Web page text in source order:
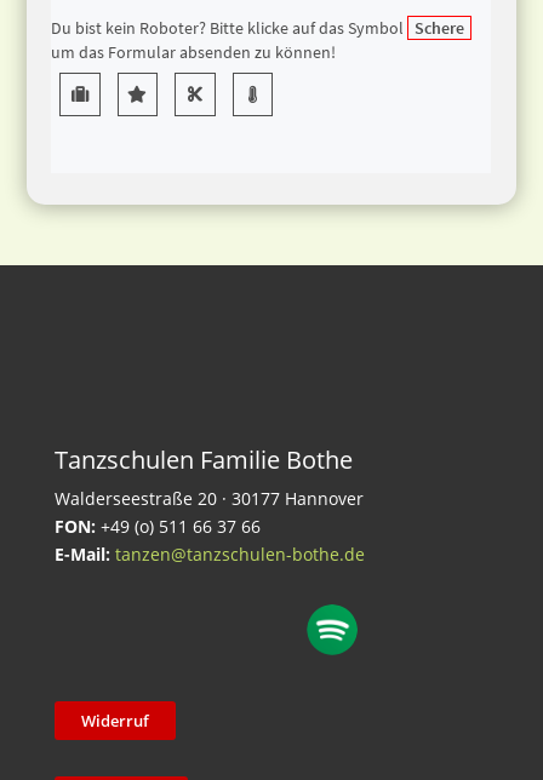
Tanzschulen Familie Bothe
Walderseestraße 20 · 30177 Hannover
FON: +49 (o) 511 66 37 66
E-Mail: tanzen@tanzschulen-bothe.de
Widerruf